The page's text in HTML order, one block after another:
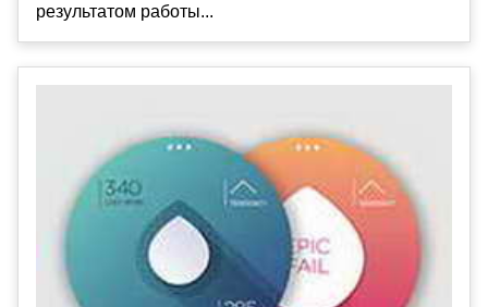
результатом работы...